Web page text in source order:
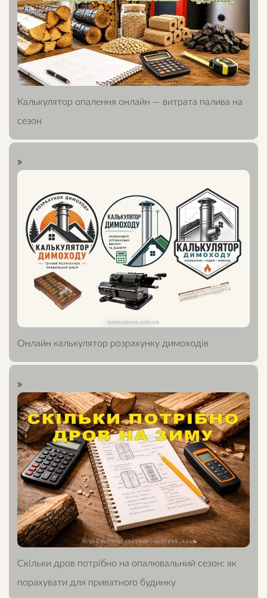
Калькулятор опалення онлайн — витрата палива на
сезон
Онлайн калькулятор розрахунку димоходів
Скільки дров потрібно на опалювальний сезон: як
порахувати для приватного будинку